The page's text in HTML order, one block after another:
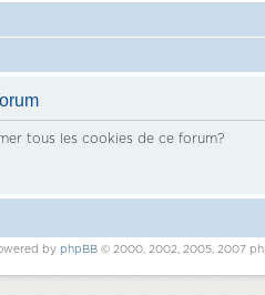
tous les cookies de ce forum?
by phpBB© 2000, 2002, 2005, 2007